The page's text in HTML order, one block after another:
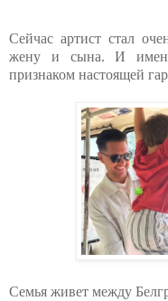
Сейчас артист стал
жену и сына. И
признаком настоящей
Семья живет между